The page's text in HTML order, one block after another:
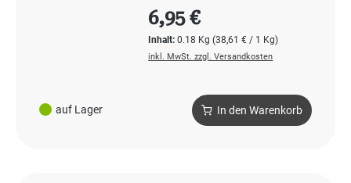
auf Lager
Inhalt:0.18 Kg(38,61 € / 1 Kg)
Regulärer Preis:
6,95 €
inkl. MwSt. zzgl. Versandkosten
In den Warenkorb